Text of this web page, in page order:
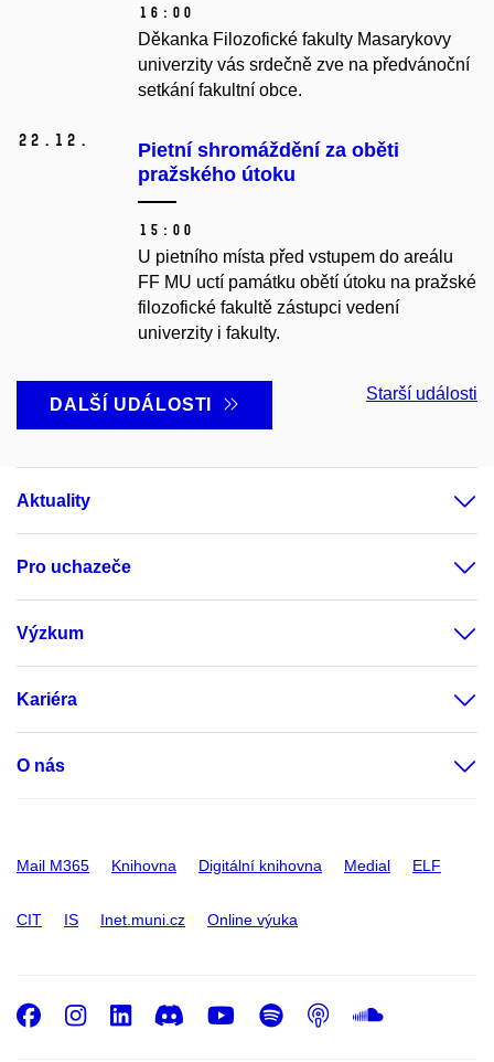
16:00
Děkanka Filozofické fakulty Masarykovy
univerzity vás srdečně zve na předvánoční
setkání fakultní obce.
22. 12.
Pietní shromáždění za oběti
pražského útoku
15:00
U pietního místa před vstupem do areálu
FF MU uctí památku obětí útoku na pražské
filozofické fakultě zástupci vedení
univerzity i fakulty.
DALŠÍ UDÁLOSTI
Starší události
Aktuality
Pro uchazeče
Výzkum
Kariéra
O nás
Mail M365 Knihovna Digitální knihovna Medial ELF
CIT IS Inet.muni.cz Online výuka
Facebook
Instagram
LinkedIn
DiscordYoutube
Spotify
Podcast